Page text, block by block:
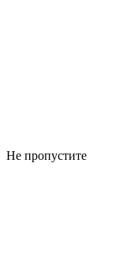
Не пропустите